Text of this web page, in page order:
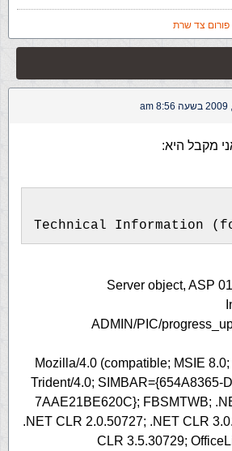
פורום צד שרת
מקבל היא:
Technical Information
Server object, ASP
Mozilla/4.0 (compatible; MSIE
Trident/4.0; SIMBAR={654A8365-
7AAE21BE620C}; FBSMTWB;
.NET CLR 2.0.50727; .NET CLR
CLR 3.5.30729;